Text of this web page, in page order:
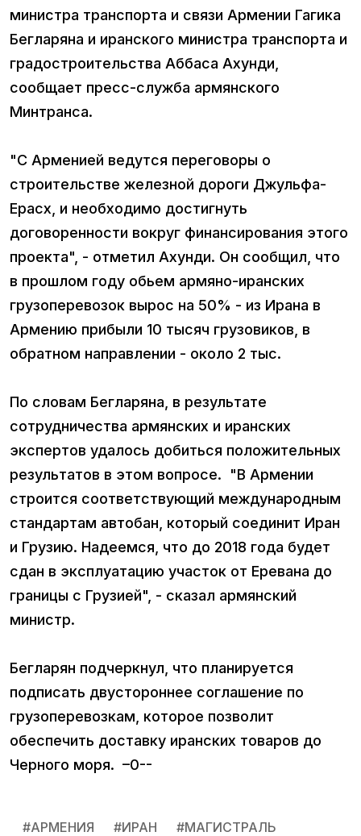
министра транспорта и связи Армении Гагика
Бегларяна и иранского министра транспорта и
градостроительства Аббаса Ахунди,
сообщает пресс-служба армянского
Минтранса.
"С Арменией ведутся переговоры о
строительстве железной дороги Джульфа-
Ерасх, и необходимо достигнуть
договоренности вокруг финансирования этого
проекта", - отметил Ахунди. Он сообщил, что
в прошлом году обьем армяно-иранских
грузоперевозок вырос на 50% - из Ирана в
Армению прибыли 10 тысяч грузовиков, в
обратном направлении - около 2 тыс.
По словам Бегларяна, в результате
сотрудничества армянских и иранских
экспертов удалось добиться положительных
результатов в этом вопросе. "В Армении
строится соответствующий международным
стандартам автобан, который соединит Иран
и Грузию. Надеемся, что до 2018 года будет
сдан в эксплуатацию участок от Еревана до
границы с Грузией", - сказал армянский
министр.
Бегларян подчеркнул, что планируется
подписать двустороннее соглашение по
грузоперевозкам, которое позволит
обеспечить доставку иранских товаров до
Черного моря. –0--
#АРМЕНИЯ #ИРАН #МАГИСТРАЛЬ